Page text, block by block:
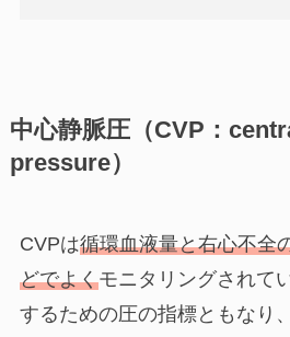
中心静脈圧（CVP：
pressure）
CVPは循環血液量と右心不全
どでよくモニタリングされて
するための圧の指標ともなり